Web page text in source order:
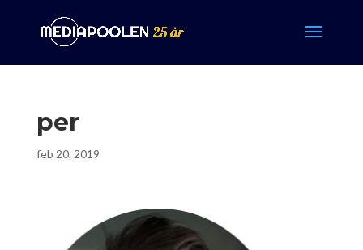
per
feb 20, 2019